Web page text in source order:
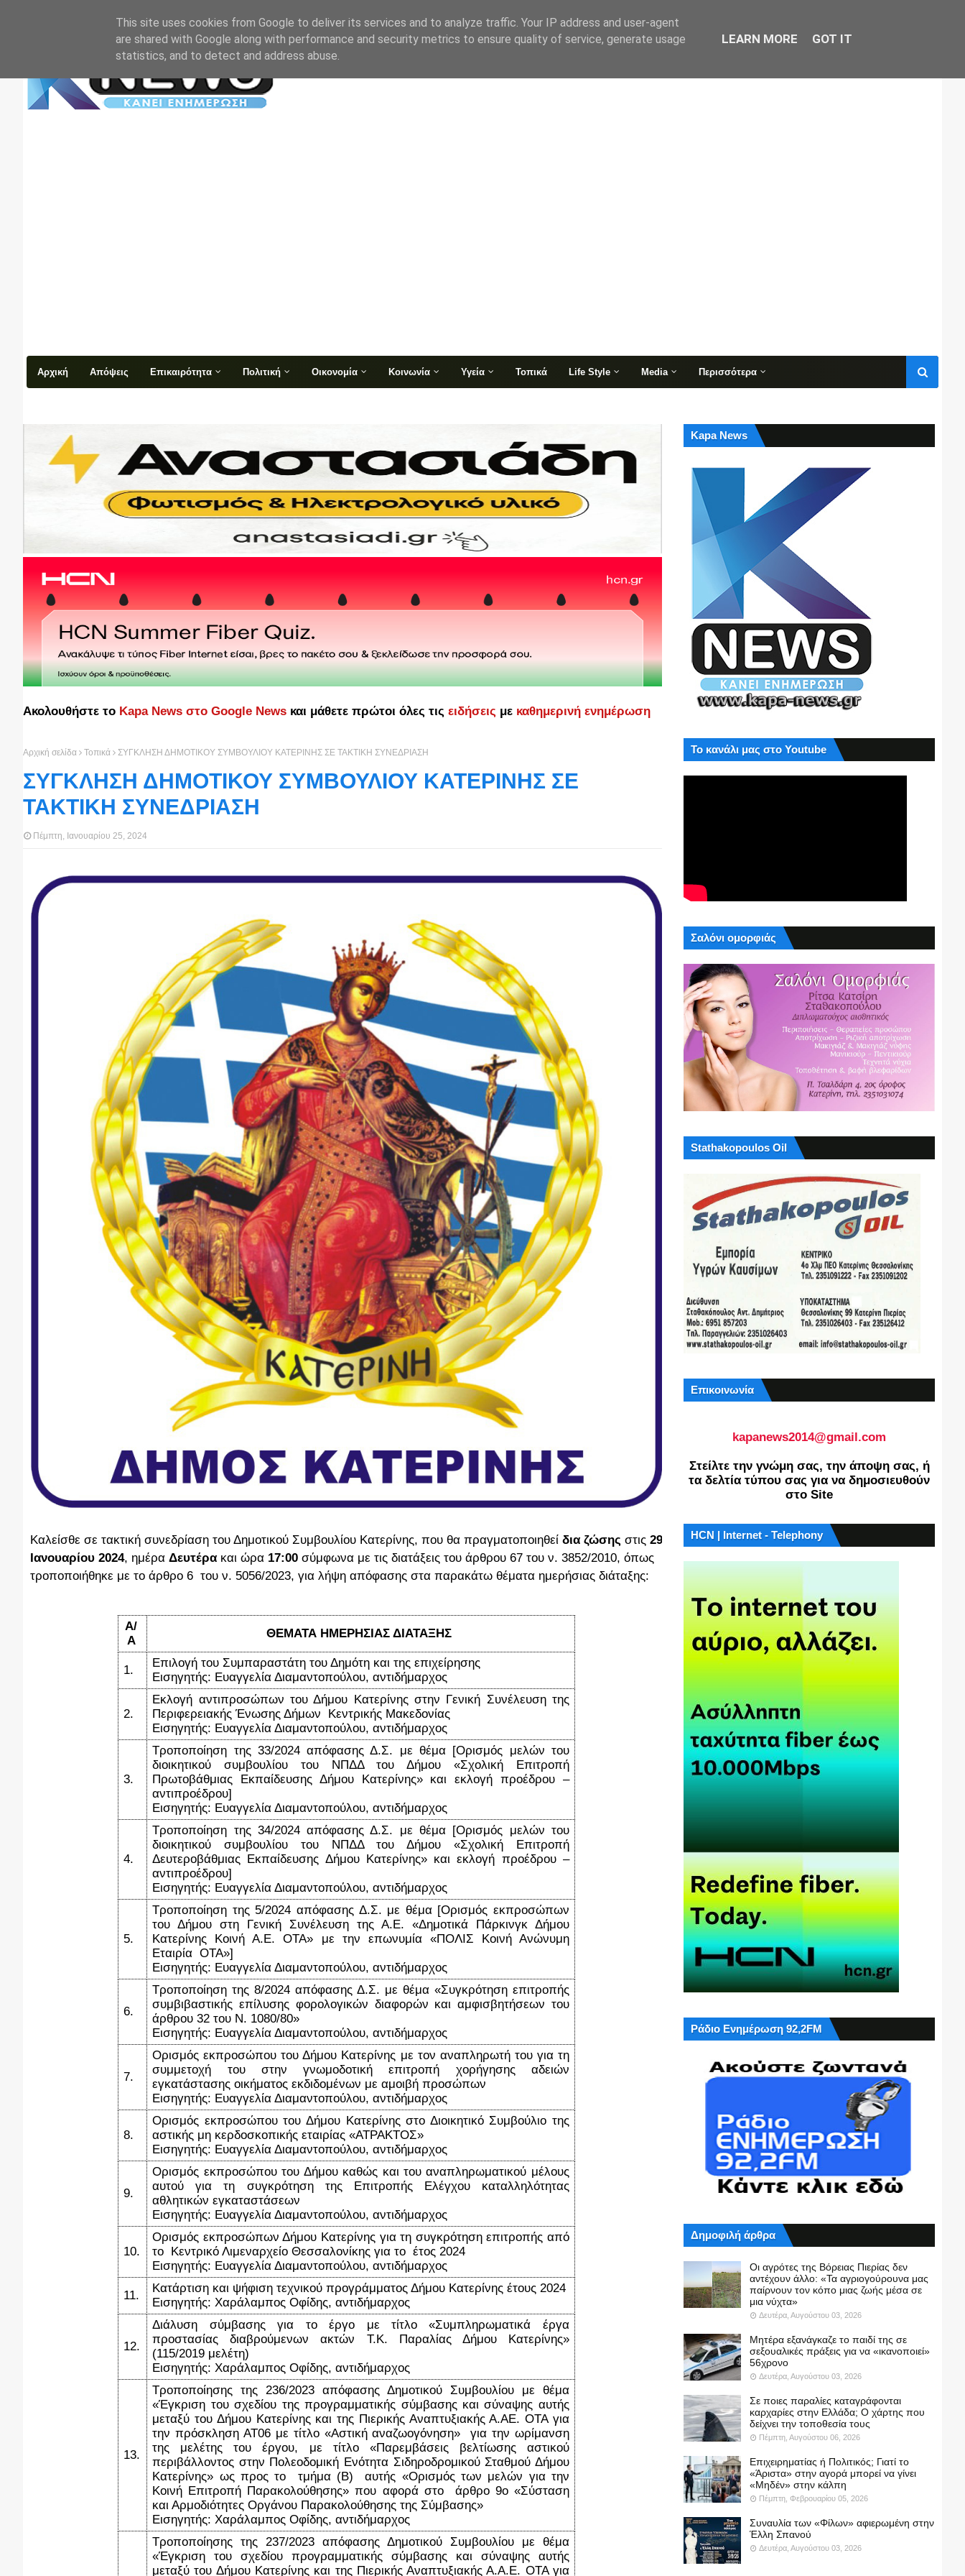
Αρχική Απόψεις Επικαιρότητα Πολιτική Οικονομία Κοινωνία Υγεία Τοπικά Life Style Media Περισσότερα
Ακολουθήστε το Kapa News στο Google News και μάθετε πρώτοι όλες τις ειδήσεις με καθημερινή ενημέρωση
Αρχική σελίδα Τοπικά ΣΥΓΚΛΗΣΗ ΔΗΜΟΤΙΚΟΥ ΣΥΜΒΟΥΛΙΟΥ ΚΑΤΕΡΙΝΗΣ ΣΕ ΤΑΚΤΙΚΗ ΣΥΝΕΔΡΙΑΣΗ
ΣΥΓΚΛΗΣΗ ΔΗΜΟΤΙΚΟΥ ΣΥΜΒΟΥΛΙΟΥ ΚΑΤΕΡΙΝΗΣ ΣΕ
ΤΑΚΤΙΚΗ ΣΥΝΕΔΡΙΑΣΗ
Πέμπτη, Ιανουαρίου 25, 2024
Καλείσθε σε τακτική συνεδρίαση του Δημοτικού Συμβουλίου Κατερίνης, που θα πραγματοποιηθεί δια ζώσης στις 29
Ιανουαρίου 2024, ημέρα Δευτέρα και ώρα 17:00 σύμφωνα με τις διατάξεις του άρθρου 67 του ν. 3852/2010, όπως
τροποποιήθηκε με το άρθρο 6 του ν. 5056/2023, για λήψη απόφασης στα παρακάτω θέματα ημερήσιας διάταξης:
Α/
Α
ΘΕΜΑΤΑ ΗΜΕΡΗΣΙΑΣ ΔΙΑΤΑΞΗΣ
1.
Επιλογή του Συμπαραστάτη του Δημότη και της επιχείρησης
Εισηγητής: Ευαγγελία Διαμαντοπούλου, αντιδήμαρχος
2.
Εκλογή αντιπροσώπων του Δήμου Κατερίνης στην Γενική Συνέλευση της
Περιφερειακής Ένωσης Δήμων Κεντρικής Μακεδονίας
Εισηγητής: Ευαγγελία Διαμαντοπούλου, αντιδήμαρχος
3.
Τροποποίηση της 33/2024 απόφασης Δ.Σ. με θέμα [Ορισμός μελών του
διοικητικού συμβουλίου του ΝΠΔΔ του Δήμου «Σχολική Επιτροπή
Πρωτοβάθμιας Εκπαίδευσης Δήμου Κατερίνης» και εκλογή προέδρου –
αντιπροέδρου]
Εισηγητής: Ευαγγελία Διαμαντοπούλου, αντιδήμαρχος
4.
Τροποποίηση της 34/2024 απόφασης Δ.Σ. με θέμα [Ορισμός μελών του
διοικητικού συμβουλίου του ΝΠΔΔ του Δήμου «Σχολική Επιτροπή
Δευτεροβάθμιας Εκπαίδευσης Δήμου Κατερίνης» και εκλογή προέδρου –
αντιπροέδρου]
Εισηγητής: Ευαγγελία Διαμαντοπούλου, αντιδήμαρχος
5.
Τροποποίηση της 5/2024 απόφασης Δ.Σ. με θέμα [Ορισμός εκπροσώπων
του Δήμου στη Γενική Συνέλευση της Α.Ε. «Δημοτικά Πάρκινγκ Δήμου
Κατερίνης Κοινή Α.Ε. ΟΤΑ» με την επωνυμία «ΠΟΛΙΣ Κοινή Ανώνυμη
Εταιρία ΟΤΑ»]
Εισηγητής: Ευαγγελία Διαμαντοπούλου, αντιδήμαρχος
6.
Τροποποίηση της 8/2024 απόφασης Δ.Σ. με θέμα «Συγκρότηση επιτροπής
συμβιβαστικής επίλυσης φορολογικών διαφορών και αμφισβητήσεων του
άρθρου 32 του Ν. 1080/80»
Εισηγητής: Ευαγγελία Διαμαντοπούλου, αντιδήμαρχος
7.
Ορισμός εκπροσώπου του Δήμου Κατερίνης με τον αναπληρωτή του για τη
συμμετοχή του στην γνωμοδοτική επιτροπή χορήγησης αδειών
εγκατάστασης οικήματος εκδιδομένων με αμοιβή προσώπων
Εισηγητής: Ευαγγελία Διαμαντοπούλου, αντιδήμαρχος
8.
Ορισμός εκπροσώπου του Δήμου Κατερίνης στο Διοικητικό Συμβούλιο της
αστικής μη κερδοσκοπικής εταιρίας «ΑΤΡΑΚΤΟΣ»
Εισηγητής: Ευαγγελία Διαμαντοπούλου, αντιδήμαρχος
9.
Ορισμός εκπροσώπου του Δήμου καθώς και του αναπληρωματικού μέλους
αυτού για τη συγκρότηση της Επιτροπής Ελέγχου καταλληλότητας
αθλητικών εγκαταστάσεων
Εισηγητής: Ευαγγελία Διαμαντοπούλου, αντιδήμαρχος
10.
Ορισμός εκπροσώπων Δήμου Κατερίνης για τη συγκρότηση επιτροπής από
το Κεντρικό Λιμεναρχείο Θεσσαλονίκης για το έτος 2024
Εισηγητής: Ευαγγελία Διαμαντοπούλου, αντιδήμαρχος
11.
Κατάρτιση και ψήφιση τεχνικού προγράμματος Δήμου Κατερίνης έτους 2024
Εισηγητής: Χαράλαμπος Οφίδης, αντιδήμαρχος
12.
Διάλυση σύμβασης για το έργο με τίτλο «Συμπληρωματικά έργα
προστασίας διαβρούμενων ακτών Τ.Κ. Παραλίας Δήμου Κατερίνης»
(115/2019 μελέτη)
Εισηγητής: Χαράλαμπος Οφίδης, αντιδήμαρχος
13.
Τροποποίησης της 236/2023 απόφασης Δημοτικού Συμβουλίου με θέμα
«Έγκριση του σχεδίου της προγραμματικής σύμβασης και σύναψης αυτής
μεταξύ του Δήμου Κατερίνης και της Πιερικής Αναπτυξιακής Α.ΑΕ. ΟΤΑ για
την πρόσκληση ΑΤ06 με τίτλο «Αστική αναζωογόνηση» για την ωρίμανση
της μελέτης του έργου, με τίτλο «Παρεμβάσεις βελτίωσης αστικού
περιβάλλοντος στην Πολεοδομική Ενότητα Σιδηροδρομικού Σταθμού Δήμου
Κατερίνης» ως προς το τμήμα (Β) αυτής «Ορισμός των μελών για την
Κοινή Επιτροπή Παρακολούθησης» που αφορά στο άρθρο 9ο «Σύσταση
και Αρμοδιότητες Οργάνου Παρακολούθησης της Σύμβασης»
Εισηγητής: Χαράλαμπος Οφίδης, αντιδήμαρχος
Τροποποίησης της 237/2023 απόφασης Δημοτικού Συμβουλίου με θέμα
«Έγκριση του σχεδίου προγραμματικής σύμβασης και σύναψης αυτής
μεταξύ του Δήμου Κατερίνης και της Πιερικής Αναπτυξιακής Α.Α.Ε. ΟΤΑ για
Kapa News
Το κανάλι μας στο Youtube
Σαλόνι ομορφιάς
Stathakopoulos Oil
Επικοινωνία
kapanews2014@gmail.com
Στείλτε την γνώμη σας, την άποψη σας, ή
τα δελτία τύπου σας για να δημοσιευθούν
στο Site
HCN | Internet - Telephony
Ράδιο Ενημέρωση 92,2FM
Δημοφιλή άρθρα
Οι αγρότες της Βόρειας Πιερίας δεν
αντέχουν άλλο: «Τα αγριογούρουνα μας
παίρνουν τον κόπο μιας ζωής μέσα σε
μια νύχτα»
Δευτέρα, Αυγούστου 03, 2026
Μητέρα εξανάγκαζε το παιδί της σε
σεξουαλικές πράξεις για να «ικανοποιεί»
56χρονο
Δευτέρα, Αυγούστου 03, 2026
Σε ποιες παραλίες καταγράφονται
καρχαρίες στην Ελλάδα; Ο χάρτης που
δείχνει την τοποθεσία τους
Πέμπτη, Αυγούστου 06, 2026
Επιχειρηματίας ή Πολιτικός; Γιατί το
«Άριστα» στην αγορά μπορεί να γίνει
«Μηδέν» στην κάλπη
Πέμπτη, Φεβρουαρίου 05, 2026
Συναυλία των «Φίλων» αφιερωμένη στην
Έλλη Σπανού
Δευτέρα, Αυγούστου 03, 2026
This site uses cookies from Google to deliver its services and to analyze traffic. Your IP address and user-agent
are shared with Google along with performance and security metrics to ensure quality of service, generate usage
statistics, and to detect and address abuse.
LEARN MORE GOT IT